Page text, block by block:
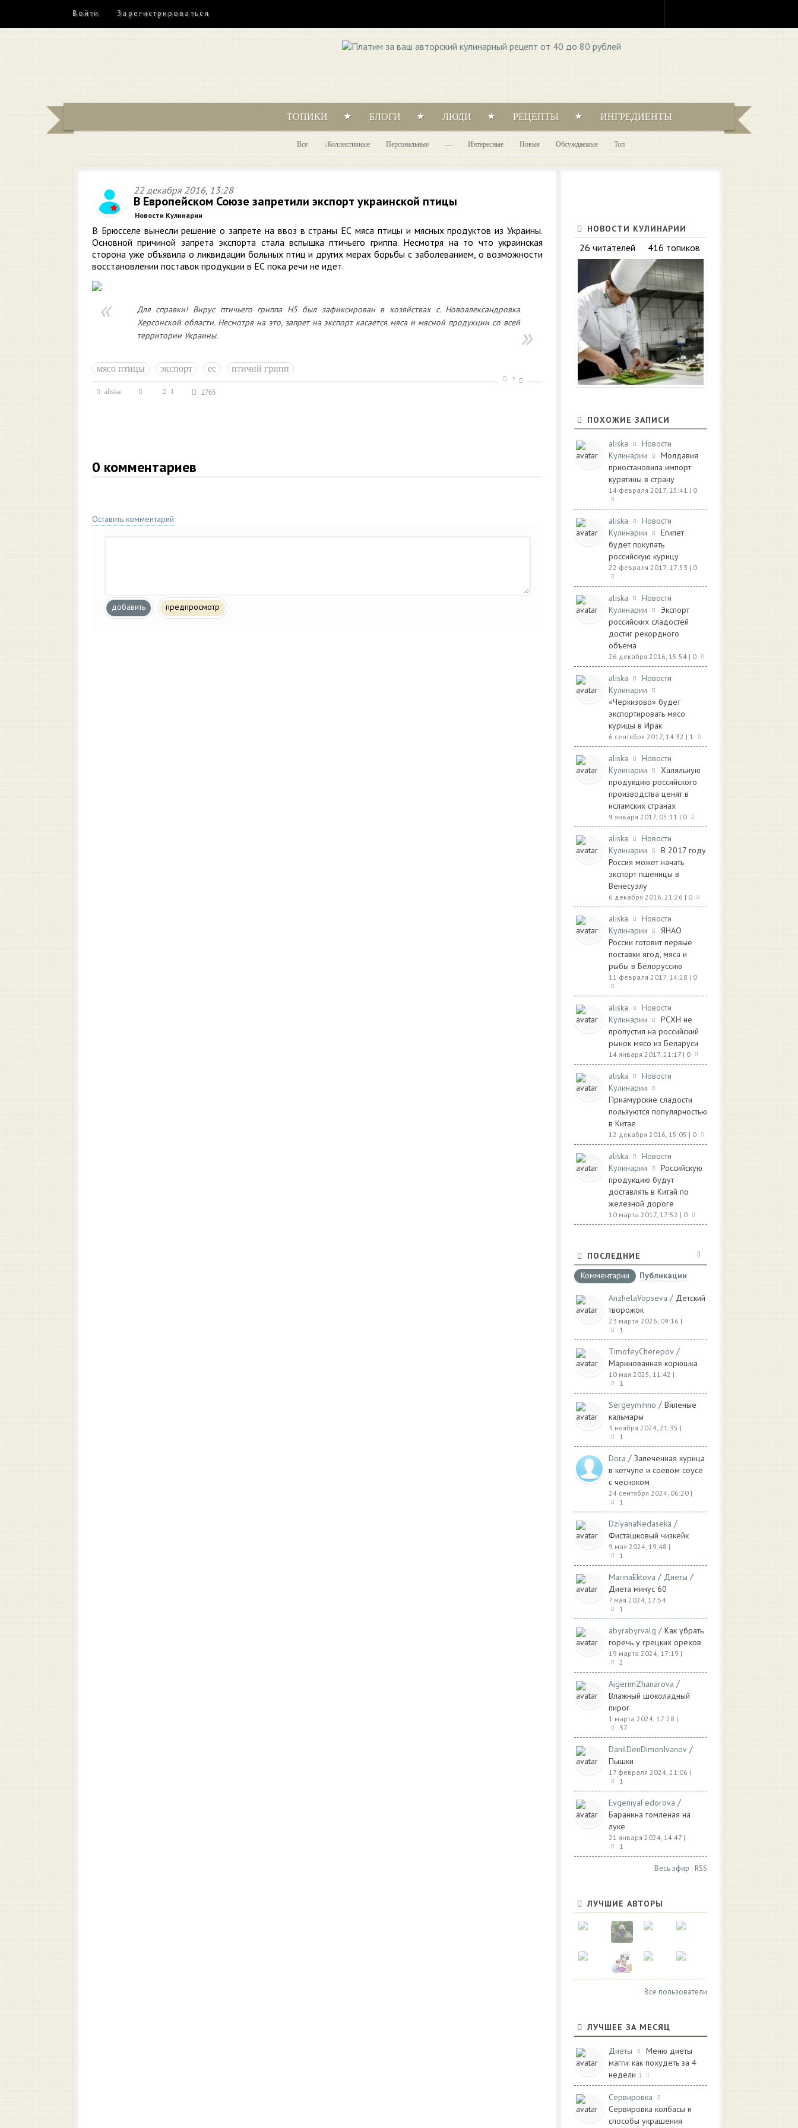
Войти Зарегистрироваться
ТОПИКИ БЛОГИ ЛЮДИ РЕЦЕПТЫ ИНГРЕДИЕНТЫ
Все Коллективные Персональные — Интересные Новые Обсуждаемые Топ
22 декабря 2016, 13:28
В Европейском Союзе запретили экспорт украинской птицы
Новости Кулинарии
В Брюсселе вынесли решение о запрете на ввоз в страны ЕС мяса птицы и мясных продуктов из Украины.
Основной причиной запрета экспорта стала вспышка птичьего гриппа. Несмотря на то что украинская
сторона уже объявила о ликвидации больных птиц и других мерах борьбы с заболеванием, о возможности
восстановлении поставок продукции в ЕС пока речи не идет.
Для справки! Вирус птичьего гриппа Н5 был зафиксирован в хозяйствах с. Новоалександровка
Херсонской области. Несмотря на это, запрет на экспорт касается мяса и мясной продукции со всей
территории Украины.
мясо птицы экспорт ес птичий грипп
aliska 1 2765
?
0 комментариев
Оставить комментарий
добавить предпросмотр
НОВОСТИ КУЛИНАРИИ
26 читателей 416 топиков
ПОХОЖИЕ ЗАПИСИ
aliska
Новости
Кулинарии
Молдавия
приостановила импорт
курятины в страну
14 февраля 2017, 15:41 | 0
aliska
Новости
Кулинарии
Египет
будет покупать
российскую курицу
22 февраля 2017, 17:53 | 0
aliska
Новости
Кулинарии
Экспорт
российских сладостей
достиг рекордного
объема
26 декабря 2016, 15:54 | 0
aliska
Новости
Кулинарии
«Черкизово» будет
экспортировать мясо
курицы в Ирак
6 сентября 2017, 14:32 | 1
aliska
Новости
Кулинарии
Халяльную
продукцию российского
производства ценят в
исламских странах
9 января 2017, 05:11 | 0
aliska
Новости
Кулинарии
В 2017 году
Россия может начать
экспорт пшеницы в
Венесуэлу
6 декабря 2016, 21:26 | 0
aliska
Новости
Кулинарии
ЯНАО
России готовит первые
поставки ягод, мяса и
рыбы в Белоруссию
11 февраля 2017, 14:28 | 0
aliska
Новости
Кулинарии
РСХН не
пропустил на российский
рынок мясо из Беларуси
14 января 2017, 21:17 | 0
aliska
Новости
Кулинарии
Приамурские сладости
пользуются популярностью
в Китае
12 декабря 2016, 15:05 | 0
aliska
Новости
Кулинарии
Российскую
продукцию будут
доставлять в Китай по
железной дороге
10 марта 2017, 17:52 | 0
ПОСЛЕДНИЕ
Комментарии
Публикации
AnzhelaVopseva / Детский
творожок
23 марта 2026, 09:16 |
1
TimofeyCherepov /
Маринованная корюшка
10 мая 2025, 11:42 |
1
Sergeymihno / Вяленые
кальмары
3 ноября 2024, 21:35 |
1
Dora / Запеченная курица
в кетчупе и соевом соусе
с чесноком
24 сентября 2024, 06:20 |
1
DziyanaNedaseka /
Фисташковый чизкейк
9 мая 2024, 19:48 |
1
MarinaEktova / Диеты /
Диета минус 60
7 мая 2024, 17:54
1
abyrabyrvalg / Как убрать
горечь у грецких орехов
19 марта 2024, 17:19 |
2
AigerimZhanarova /
Влажный шоколадный
пирог
1 марта 2024, 17:28 |
37
DanilDenDimonIvanov /
Пышки
17 февраля 2024, 21:06 |
1
EvgeniyaFedorova /
Баранина томленая на
луке
21 января 2024, 14:47 |
1
Весь эфир | RSS
ЛУЧШИЕ АВТОРЫ
Все пользователи
ЛУЧШЕЕ ЗА МЕСЯЦ
Диеты
Меню диеты
магги: как похудеть за 4
недели 1
Сервировка
Сервировка колбасы и
способы украшения